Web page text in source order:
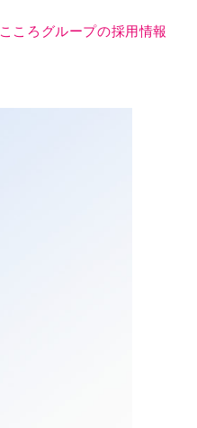
こころグループの採用情報